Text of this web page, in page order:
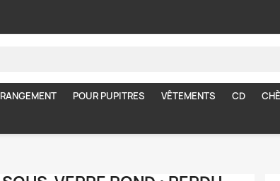
RANGEMENT POUR PUPITRES VÊTEMENTS CD